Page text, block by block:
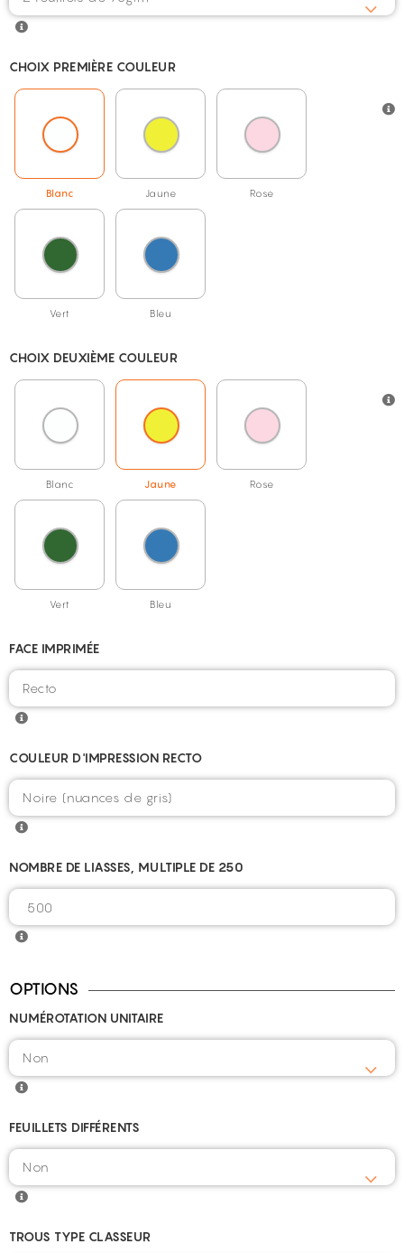
CHOIX PREMIÈRE COULEUR
Blanc Jaune Rose
Vert Bleu
CHOIX DEUXIÈME COULEUR
Blanc Jaune Rose
Vert Bleu
FACE IMPRIMÉE
COULEUR D'IMPRESSION RECTO
NOMBRE DE LIASSES, MULTIPLE DE 250
OPTIONS
NUMÉROTATION UNITAIRE
FEUILLETS DIFFÉRENTS
TROUS TYPE CLASSEUR